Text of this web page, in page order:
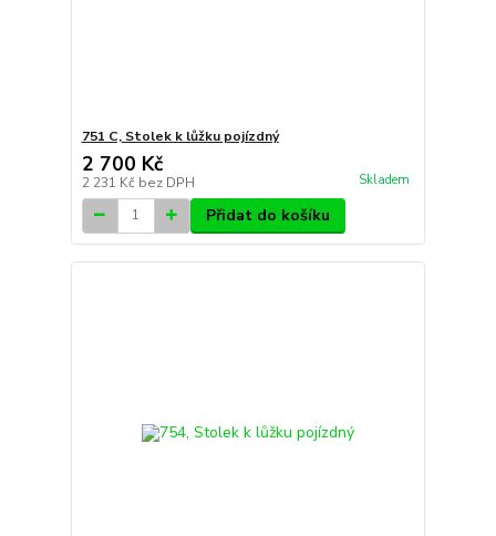
751 C, Stolek k lůžku pojízdný
2 700 Kč
2 231 Kč bez DPH Skladem
Přidat do košíku